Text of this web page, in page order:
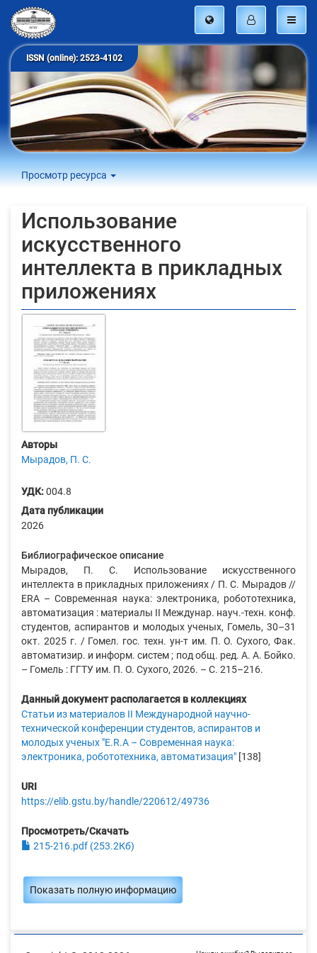
ISSN (online): 2523-4102
Просмотр ресурса
Использование
искусственного
интеллекта в прикладных
приложениях
Авторы
Мырадов, П. С.
УДК:004.8
Дата публикации
2026
Библиографическое описание
Мырадов, П. С. Использование искусственного
интеллекта в прикладных приложениях / П. С. Мырадов //
ERA – Современная наука: электроника, робототехника,
автоматизация : материалы II Междунар. науч.-техн. конф.
студентов, аспирантов и молодых ученых, Гомель, 30–31
окт. 2025 г. / Гомел. гос. техн. ун-т им. П. О. Сухого, Фак.
автоматизир. и информ. систем ; под общ. ред. А. А. Бойко.
– Гомель : ГГТУ им. П. О. Сухого, 2026. – С. 215–216.
Данный документ располагается в коллекциях
Статьи из материалов II Международной научно-
технической конференции студентов, аспирантов и
молодых ученых "E.R.A – Современная наука:
электроника, робототехника, автоматизация" [138]
URI
https://elib.gstu.by/handle/220612/49736
Просмотреть/Скачать
215-216.pdf (253.2Кб)
Показать полную информацию